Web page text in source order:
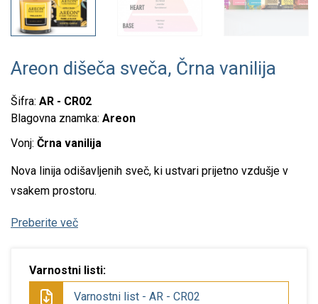
Areon dišeča sveča, Črna vanilija
Šifra: AR - CR02
Blagovna znamka: Areon
Vonj: Črna vanilija
Nova linija odišavljenih sveč, ki ustvari prijetno vzdušje v
vsakem prostoru.
Preberite več
Varnostni listi:
Varnostni list - AR - CR02